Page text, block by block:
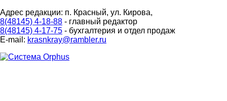
Адрес редакции: п. Красный, ул. Кирова,
8(48145) 4-18-88 - главный редактор
8(48145) 4-17-75 - бухгалтерия и отдел продаж
E-mail: krasnkray@rambler.ru